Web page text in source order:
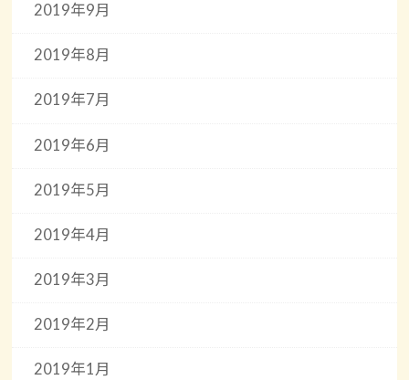
2019年9月
2019年8月
2019年7月
2019年6月
2019年5月
2019年4月
2019年3月
2019年2月
2019年1月